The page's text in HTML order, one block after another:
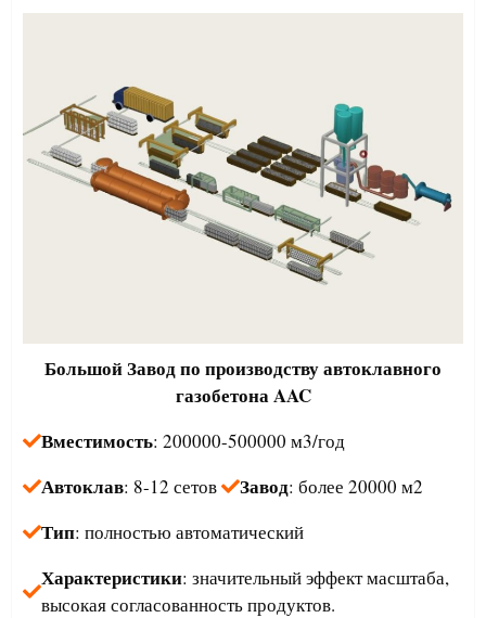
БольшойЗавод по производству автоклавного
газобетона AAC
Вместимость: 200000-500000 м3/год
Автоклав: 8-12 сетов Завод: более 20000 м2
Тип: полностью автоматический
Характеристики: значительный эффект масштаба,
высокая согласованность продуктов.